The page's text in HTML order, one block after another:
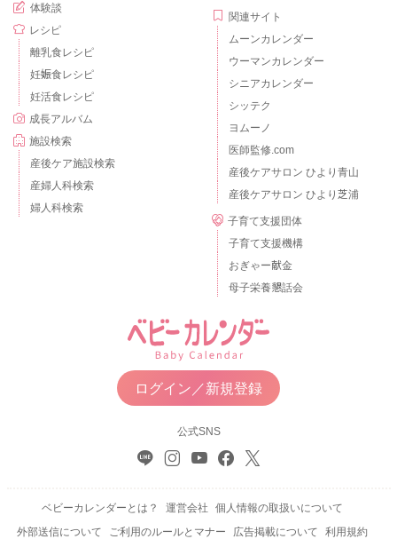
体験談
レシピ
離乳食レシピ
妊娠食レシピ
妊活食レシピ
成長アルバム
施設検索
産後ケア施設検索
産婦人科検索
婦人科検索
関連サイト
ムーンカレンダー
ウーマンカレンダー
シニアカレンダー
シッテク
ヨムーノ
医師監修.com
産後ケアサロン ひより青山
産後ケアサロン ひより芝浦
子育て支援団体
子育て支援機構
おぎゃー献金
母子栄養懇話会
ログイン／新規登録
公式SNS
ベビーカレンダーとは？ 運営会社
個人情報の取扱いについて
外部送信について
ご利用のルールとマナー 広告掲載について 利用規約